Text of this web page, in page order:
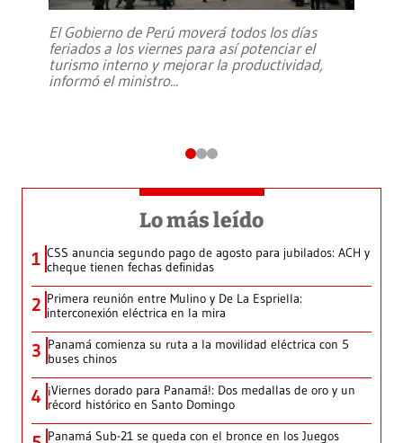
El Gobierno de Perú moverá todos los días
feriados a los viernes para así potenciar el
turismo interno y mejorar la productividad,
informó el ministro...
Lo más leído
1 CSS anuncia segundo pago de agosto para jubilados: ACH y
cheque tienen fechas definidas
2 Primera reunión entre Mulino y De La Espriella:
interconexión eléctrica en la mira
3 Panamá comienza su ruta a la movilidad eléctrica con 5
buses chinos
4 ¡Viernes dorado para Panamá!: Dos medallas de oro y un
récord histórico en Santo Domingo
Panamá Sub-21 se queda con el bronce en los Juegos